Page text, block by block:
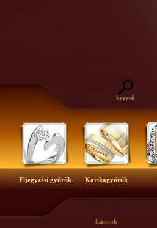
kereső
Eljegyzési gyűrűk Karikagyűrűk
Láncok